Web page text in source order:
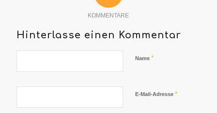
KOMMENTARE
Hinterlasse einen Kommentar
Name *
E-Mail-Adresse *